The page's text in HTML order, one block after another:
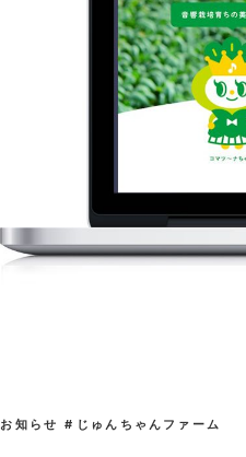
お知らせ じゅんちゃんファーム